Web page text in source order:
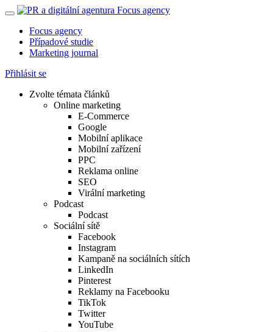
Focus agency
Případové studie
Marketing journal
Přihlásit se
Zvolte témata článků
Online marketing
E-Commerce
Google
Mobilní aplikace
Mobilní zařízení
PPC
Reklama online
SEO
Virální marketing
Podcast
Podcast
Sociální sítě
Facebook
Instagram
Kampaně na sociálních sítích
LinkedIn
Pinterest
Reklamy na Facebooku
TikTok
Twitter
YouTube